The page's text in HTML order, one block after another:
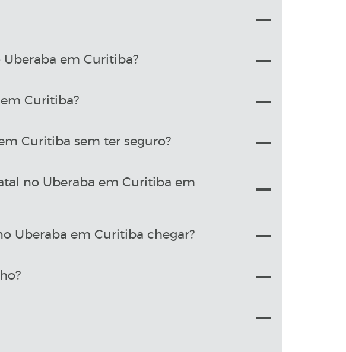
em Curitiba?
Curitiba?
Curitiba sem ter seguro?
no Uberaba em Curitiba em
Uberaba em Curitiba chegar?